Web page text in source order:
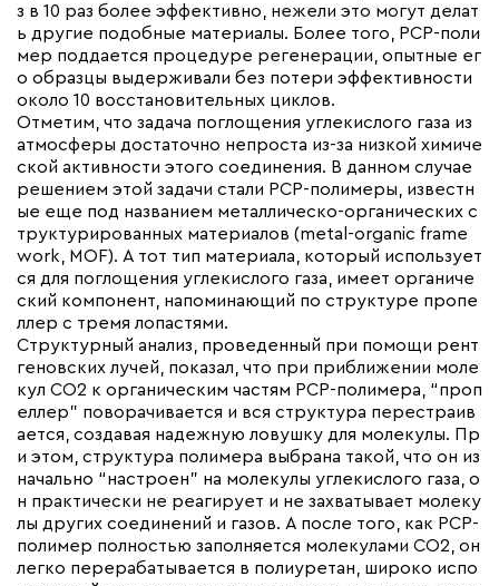
з в 10 раз более эффективно, нежели это могут делат
ь другие подобные материалы. Более того, PCP-поли
мер поддается процедуре регенерации, опытные ег
о образцы выдерживали без потери эффективности
около 10 восстановительных циклов.
Отметим, что задача поглощения углекислого газа из
атмосферы достаточно непроста из-за низкой химиче
ской активности этого соединения. В данном случае
решением этой задачи стали PCP-полимеры, известн
ые еще под названием металлическо-органических с
труктурированных материалов (metal-organic frame
work, MOF). А тот тип материала, который использует
ся для поглощения углекислого газа, имеет органиче
ский компонент, напоминающий по структуре пропе
ллер с тремя лопастями.
Структурный анализ, проведенный при помощи рент
геновских лучей, показал, что при приближении моле
кул CO2 к органическим частям PCP-полимера, “проп
еллер” поворачивается и вся структура перестраив
ается, создавая надежную ловушку для молекулы. Пр
и этом, структура полимера выбрана такой, что он из
начально “настроен” на молекулы углекислого газа, о
н практически не реагирует и не захватывает молеку
лы других соединений и газов. А после того, как PCP-
полимер полностью заполняется молекулами CO2, он
легко перерабатывается в полиуретан, широко испо